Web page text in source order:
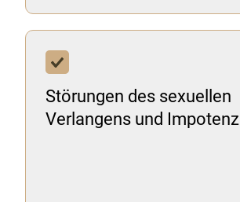
Störungen des sexuellen
Verlangens und Impotenz